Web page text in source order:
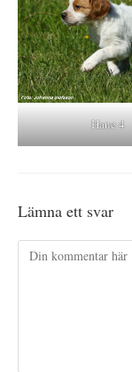
Hane 4
Lämna ett svar
Kommentar